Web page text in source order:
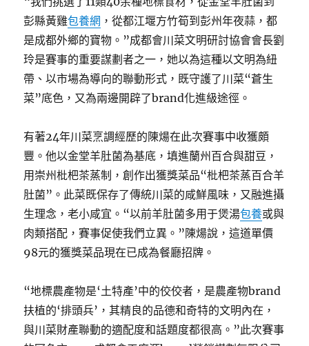
彭縣黃雞包養網 ，從都江堰方竹筍到彭州年夜蒜，都
是成都外鄉的寶物。”成都會川菜文明研討協會會長劉
玲是賽事的重要謀劃者之一，她以為這種以文明為紐
帶、以市場為導向的聯動形式，既守護了川菜“蒼生
菜”底色，又為兩邊開辟了brand化進級途徑。
有著24年川菜烹調經歷的陳煬在此次賽事中收獲頗
豐。他以金堂羊肚菌為基底，填進蘭州百合與甜豆，
用崇州枇杷茶蒸制，創作出獲獎菜品“枇杷茶蒸百合羊
肚菌”。此菜既保存了傳統川菜的咸鮮風味，又融進攝
生理念，老小咸宜。“以前羊肚菌多用于煲湯包養或與
肉類搭配，賽事促使我們立異。”陳煬說，這道單價
98元的獲獎菜品現在已成為餐廳招牌。
“地標農產物是‘土特產’中的佼佼者，是農產物brand
扶植的‘排頭兵’，其精良的品德和奇特的文明內在，
與川菜財產聯動的適配度和話題度都很高。”此次賽事